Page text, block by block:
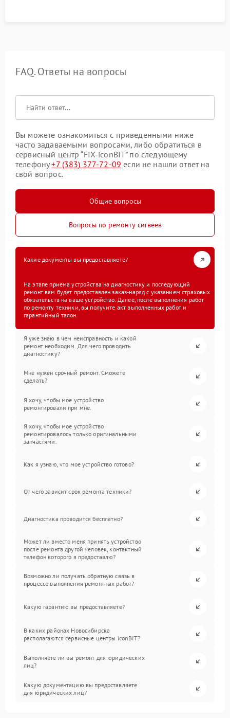
FAQ. Ответы на вопросы
Вы можете ознакомиться с приведенными ниже
часто задаваемыми вопросами, либо обратиться в
сервисный центр “FIX-iconBIT” по следующему
телефону+7 (383) 377-72-09 если не нашли ответ на
свой вопрос.
Общие вопросы
Вопросы по ремонту сигвеев
Какие документы вы предоставляете?
На этапе приема устройства на диагностику и последующий
ремонт вам будет предоставлен заказ-наряд с указанием страховых
обязательств на ваше устройство. Далее, после выполнения работ
по ремонту техники, вы получите акт выполненных работ и
гарантийный талон.
Я уже знаю в чем неисправность и какой
ремонт необходим. Для чего проводить
диагностику?
Мне нужен срочный ремонт. Сможете
сделать?
Я хочу, чтобы мое устройство
ремонтировали при мне.
Я хочу, чтобы мое устройство
ремонтировалось только оригинальными
запчастями.
Как я узнаю, что мое устройство готово?
От чего зависит срок ремонта техники?
Диагностика проводится бесплатно?
Может ли вместо меня принять устройство
после ремонта другой человек, контактный
телефон которого я предоставлю?
Возможно ли получать обратную связь в
процессе выполнения ремонтных работ?
Какую гарантию вы предоставляете?
В каких районах Новосибирска
располагаются сервисные центры iconBIT?
Выполняете ли вы ремонт для юридических
лиц?
Какую документацию вы предоставляете
для юридических лиц?